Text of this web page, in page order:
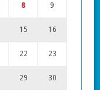
8 9
15 16
22 23
29 30